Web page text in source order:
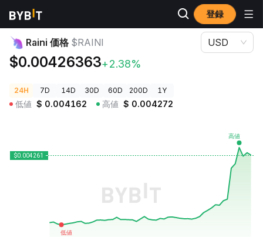
登録
暗号資産価格
Raini 価格 $RAINI
$0.00426363+2.38%
USD
24H 7D 14D 30D 60D 200D 1Y
低値 $ 0.004162 高値 $ 0.004272